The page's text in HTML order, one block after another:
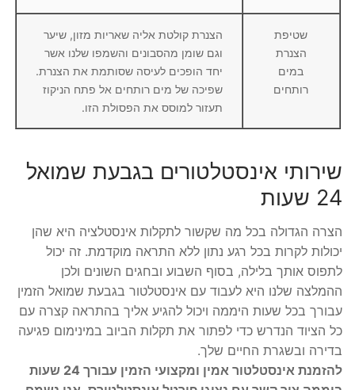
שטיפת
הצנרת
במים
רותחים
הצנרת קולטת אליה שאריות מזון, שיער
וגם שומן מהסבונים והשמפו שלנו אשר
יחד הופכים לעיסה שסותמת את הצנרת.
שפיכה של מים רותחים אל פתח הניקוז
תעזור למוסס את הפסולת הזו.
שירותי אינסטלטורים בגבעת שמואל
24 שעות
הצרה הגדולה בכל מה שקשור לתקלות אינסטלציה היא שהן
יכולות לקרות בכל רגע נתון ללא התראה מוקדמת. זה יכול
לתפוס אותך בלילה, בסוף השבוע ובחגים השונים ולכן
ההמלצה שלנו היא לעבוד עם אינסטלטור בגבעת שמואל הזמין
עבורך בכל שעות היממה ויכול להגיע אליך בהתראה קצרה עם
כל הציוד הנדרש כדי לפתור את תקלות הביוב במינימום פגיעה
בדירה ובשגרת החיים שלך.
להזמנת אינסטלטור אמין ומקצועי הזמין עבורך 24 שעות